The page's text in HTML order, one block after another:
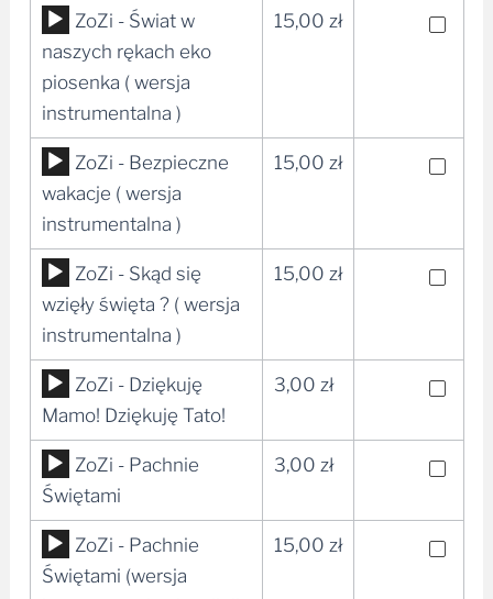
Odtwarzacz
plików
dźwiękowych
ZoZi - Świat w
naszych rękach eko
piosenka ( wersja
instrumentalna )
15,00 zł
Odtwarzacz
plików
dźwiękowych
ZoZi - Bezpieczne
wakacje ( wersja
instrumentalna )
15,00 zł
Odtwarzacz
plików
dźwiękowych
ZoZi - Skąd się
wzięły święta ? ( wersja
instrumentalna )
15,00 zł
Odtwarzacz
plików
dźwiękowych
ZoZi - Dziękuję
Mamo! Dziękuję Tato!
3,00 zł
Odtwarzacz
plików
dźwiękowych
ZoZi - Pachnie
Świętami
3,00 zł
Odtwarzacz
plików
ZoZi - Pachnie
Świętami (wersja
15,00 zł